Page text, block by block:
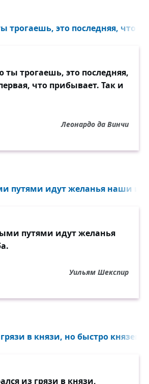
трогаешь, это последняя, что
ты трогаешь, это последняя,
что прибывает. Так и
Леонардо да Винчи
путями идут желанья наши и
путями идут желанья
Уильям Шекспир
в князи, но быстро князем
из грязи в князи,